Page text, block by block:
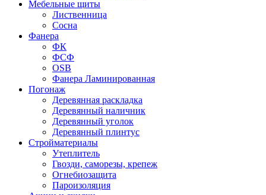
Мебельные щиты
Лиственница
Сосна
Фанера
ФК
ФСФ
OSB
Фанера Ламинированная
Погонаж
Деревянная раскладка
Деревянный наличник
Деревянный уголок
Деревянный плинтус
Стройматериалы
Утеплитель
Гвозди, саморезы, крепеж
Огнебиозащита
Пароизоляция